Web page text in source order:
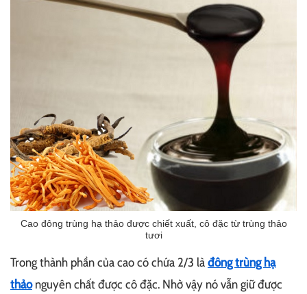
Cao đông trùng hạ thảo được chiết xuất, cô đặc từ trùng thảo
tươi
Trong thành phần của cao có chứa 2/3 làđông trùng hạ
thảonguyên chất được cô đặc. Nhờ vậy nó vẫn giữ được